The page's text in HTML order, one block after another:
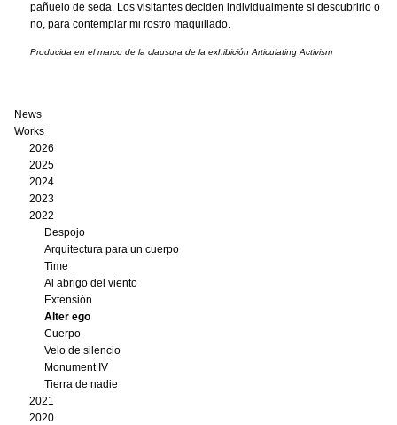
pañuelo de seda. Los visitantes deciden individualmente si descubrirlo o
no, para contemplar mi rostro maquillado.
Producida en el marco de la clausura de la exhibición Articulating Activism
News
Works
2026
2025
2024
2023
2022
Despojo
Arquitectura para un cuerpo
Time
Al abrigo del viento
Extensión
Alter ego
Cuerpo
Velo de silencio
Monument IV
Tierra de nadie
2021
2020